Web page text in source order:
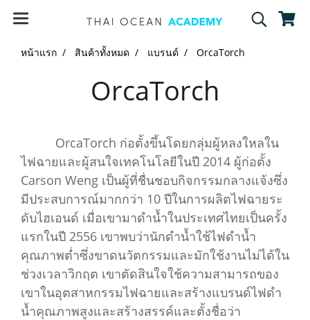
หน้าแรก สินค้าทั้งหมด แบรนด์ OrcaTorch
OrcaTorch
OrcaTorch ก่อตั้งขึ้นโดยกลุ่มผู้หลงใหลใน
ไฟฉายและผู้สนใจเทคโนโลยีในปี 2014 ผู้ก่อตั้ง
Carson Weng เป็นผู้ที่ชื่นชอบกิจกรรมกลางแจ้งซึ่ง
มีประสบการณ์มากกว่า 10 ปีในการผลิตไฟฉายระ
ดับไฮเอนด์ เมื่อเขามาดำน้ำในประเทศไทยเป็นครั้ง
แรกในปี 2556 เขาพบว่านักดำน้ำใช้ไฟดำน้ำ
คุณภาพต่ำซึ่งขาดนวัตกรรมและมักใช้งานไม่ได้ใน
ช่วงเวลาวิกฤต เขาตัดสินใจใช้ความสามารถของ
เขาในอุตสาหกรรมไฟฉายและสร้างแบรนด์ไฟดำ
น้ำคุณภาพสูงและสร้างสรรค์และตั้งชื่อว่า